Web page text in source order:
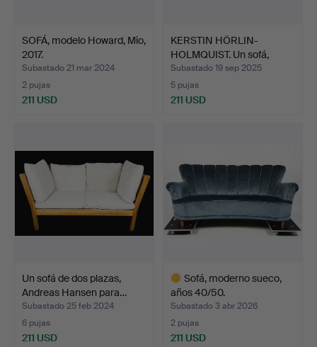
SOFÁ, modelo Howard, Mio,
2017.
Subastado 21 mar 2024
2 pujas
211 USD
KERSTIN HÖRLIN-
HOLMQUIST. Un sofá,
«Paradi…
Subastado 19 sep 2025
5 pujas
211 USD
Un sofá de dos plazas,
Andreas Hansen para…
Subastado 25 feb 2024
6 pujas
211 USD
Sofá, moderno sueco,
años 40/50.
Subastado 3 abr 2026
2 pujas
211 USD